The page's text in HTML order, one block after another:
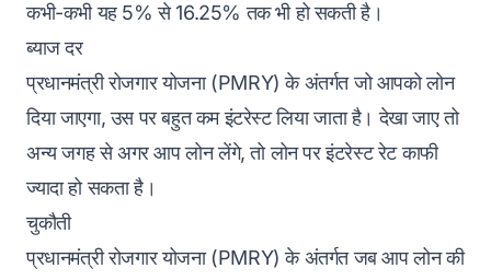
कभी-कभी यह 5% से 16.25% तक भी हो सकती है।
ब्याज दर
प्रधानमंत्री रोजगार योजना (PMRY) के अंतर्गत जो आपको लोन
दिया जाएगा, उस पर बहुत कम इंटरेस्ट लिया जाता है। देखा जाए तो
अन्य जगह से अगर आप लोन लेंगे, तो लोन पर इंटरेस्ट रेट काफी
ज्यादा हो सकता है‌।
चुकौती
प्रधानमंत्री रोजगार योजना (PMRY) के अंतर्गत जब आप लोन की